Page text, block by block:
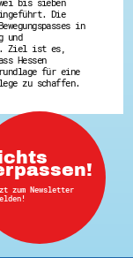
Infos!
mehr
Themenabende
Die
in
und
Ziel ist es,
Hessen
für eine
zu schaffen.
zum Newsletter